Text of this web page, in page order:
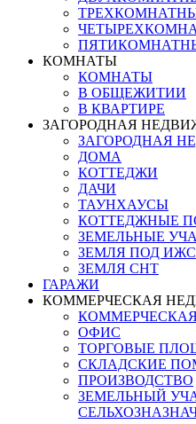
КОМНАТЫ
КОМНАТЫ
В ОБЩЕЖИТИИ
В КВАРТИРЕ
ЗАГОРОДНАЯ
ЗАГОРОДНАЯ
ДОМА
КОТТЕДЖИ
ДАЧИ
ТАУНХАУСЫ
КОТТЕДЖНЫЕ
ЗЕМЕЛЬНЫЕ
ЗЕМЛЯ ПОД ИЖС
ЗЕМЛЯ СНТ
ГАРАЖИ
КОММЕРЧЕСКАЯ
ОФИС
ТОРГОВЫЕ
СКЛАДСКИЕ
ПРОИЗВОДСТВО
ЗЕМЕЛЬНЫЙ